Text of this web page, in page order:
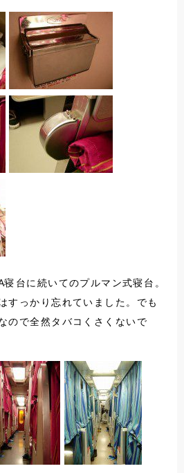
台に続いてのプルマン式寝台。
すっかり忘れていました。でも
ので全然タバコくさくないで